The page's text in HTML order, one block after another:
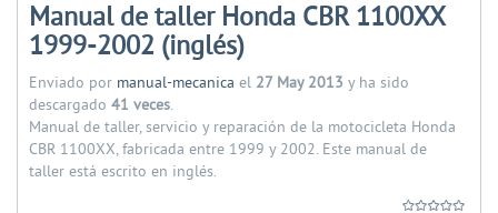
Manual de taller Honda CBR 1100XX
1999-2002 (inglés)
Enviado por manual-mecanica el 27 May 2013 y ha sido
descargado 41 veces.
Manual de taller, servicio y reparación de la motocicleta Honda
CBR 1100XX, fabricada entre 1999 y 2002. Este manual de
taller está escrito en inglés.